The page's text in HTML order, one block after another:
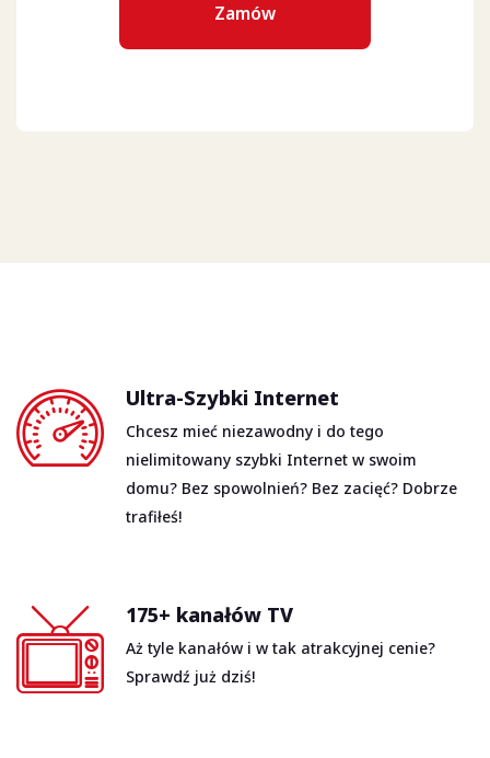
Zamów
Ultra-Szybki Internet
Chcesz mieć niezawodny i do tego
nielimitowany szybki Internet w swoim
domu? Bez spowolnień? Bez zacięć? Dobrze
trafiłeś!
175+ kanałów TV
Aż tyle kanałów i w tak atrakcyjnej cenie?
Sprawdź już dziś!